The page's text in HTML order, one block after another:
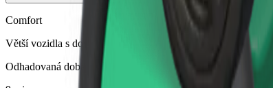
Comfort
Větší vozidla s dostatkem místa pro nohy a úložným prostorem
Odhadovaná doba jízdy